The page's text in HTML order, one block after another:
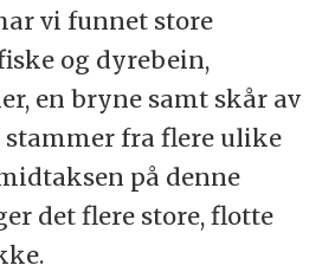
vi funnet store
og dyrebein,
en bryne samt skår av
fra flere ulike
på denne
det flere store, flotte